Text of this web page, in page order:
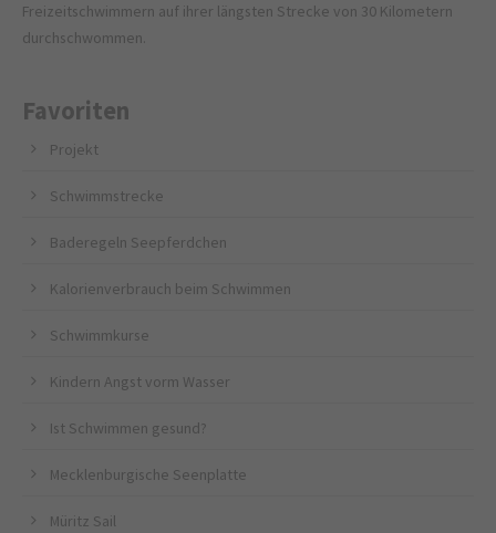
Freizeitschwimmern auf ihrer längsten Strecke von 30 Kilometern
durchschwommen.
Favoriten
Projekt
Schwimmstrecke
Baderegeln Seepferdchen
Kalorienverbrauch beim Schwimmen
Schwimmkurse
Kindern Angst vorm Wasser
Ist Schwimmen gesund?
Mecklenburgische Seenplatte
Müritz Sail